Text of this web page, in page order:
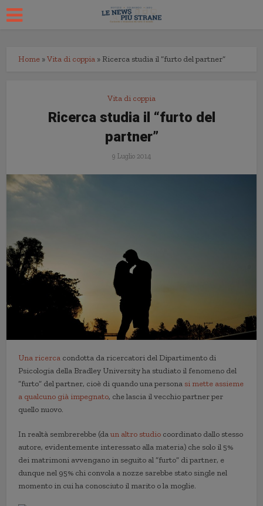
Home »Vita di coppia » Ricerca studia il “furto del partner”
Vita di coppia
Ricerca studia il “furto del
partner”
9 Luglio 2014
Una ricerca condotta da ricercatori del Dipartimento di
Psicologia della Bradley University ha studiato il fenomeno del
“furto” del partner, cioè di quando una persona si mette assieme
a qualcuno già impegnato, che lascia il vecchio partner per
quello nuovo.
In realtà sembrerebbe (daun altro studio coordinato dallo stesso
autore, evidentemente interessato alla materia) che solo il 5%
dei matrimoni avvengano in seguito al “furto” di partner, e
dunque nel 95% chi convola a nozze sarebbe stato single nel
momento in cui ha conosciuto il marito o la moglie.